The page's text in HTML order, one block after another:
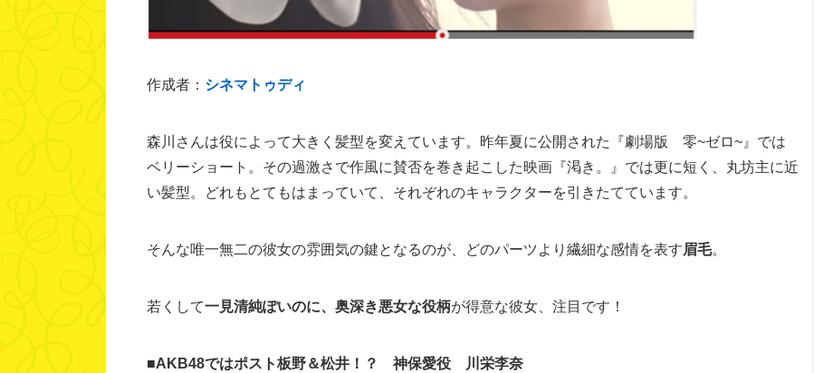
作成者： シネマトゥディ
森川さんは役によって大きく髪型を変えています。昨年夏に公開された『劇場版 零~ゼロ~』では
ベリーショート。その過激さで作風に賛否を巻き起こした映画『渇き。』では更に短く、丸坊主に近
い髪型。どれもとてもはまっていて、それぞれのキャラクターを引きたてています。
そんな唯一無二の彼女の雰囲気の鍵となるのが、どのパーツより繊細な感情を表す眉毛。
若くして一見清純ぽいのに、奥深き悪女な役柄が得意な彼女、注目です！
■AKB48ではポスト板野＆松井！？ 神保愛役 川栄李奈